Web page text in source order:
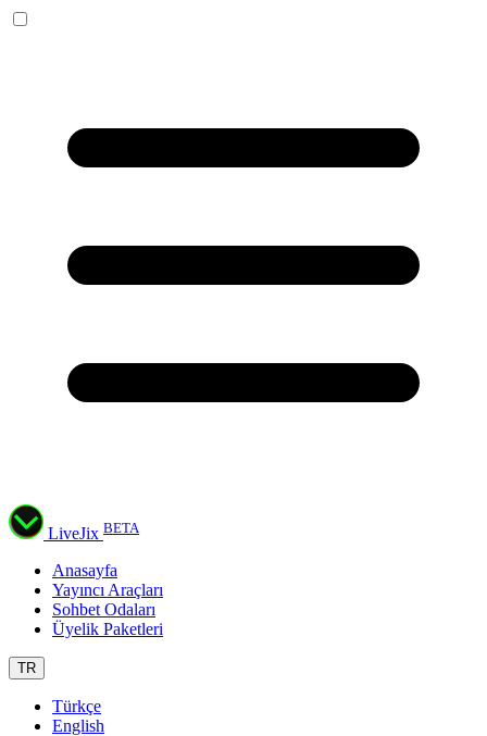
LiveJix BETA
Anasayfa
Yayıncı Araçları
Sohbet Odaları
Üyelik Paketleri
TR
Türkçe
English